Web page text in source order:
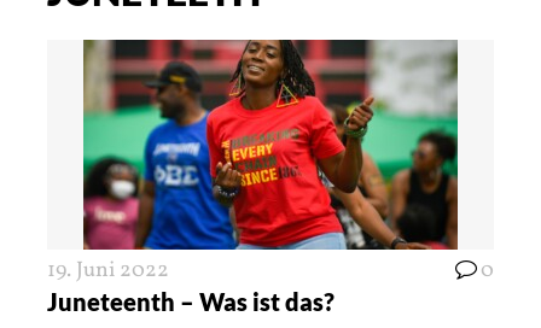
19. Juni 2022 0
Juneteenth – Was ist das?